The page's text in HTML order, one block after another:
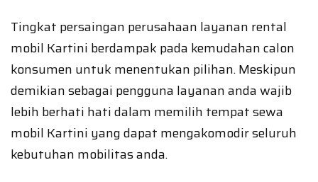
Tingkat persaingan perusahaan layanan rental
mobil Kartini berdampak pada kemudahan calon
konsumen untuk menentukan pilihan. Meskipun
demikian sebagai pengguna layanan anda wajib
lebih berhati hati dalam memilih tempat sewa
mobil Kartini yang dapat mengakomodir seluruh
kebutuhan mobilitas anda.